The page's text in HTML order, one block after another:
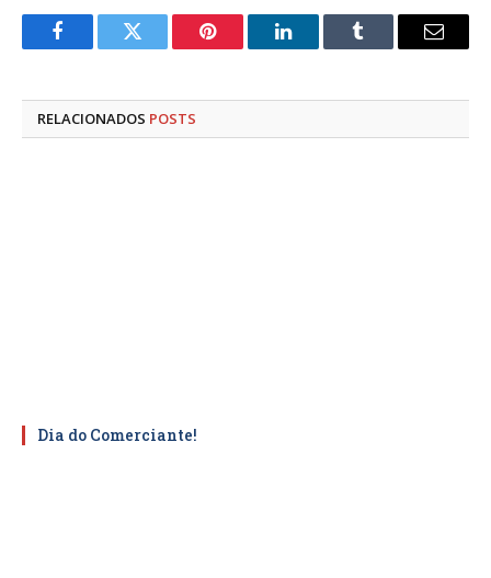
FacebookTwitter Pinterest LinkedInTumblr
E-
RELACIONADOS POSTS
Dia do Comerciante!